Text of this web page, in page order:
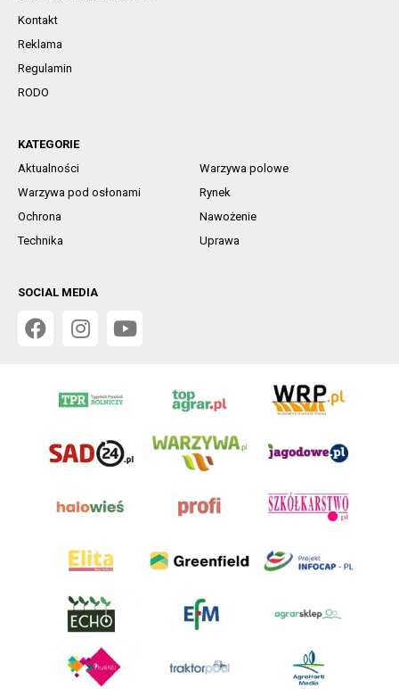
Kontakt
Reklama
Regulamin
RODO
KATEGORIE
Aktualności
Warzywa polowe
Warzywa pod osłonami
Rynek
Ochrona
Nawożenie
Technika
Uprawa
SOCIAL MEDIA